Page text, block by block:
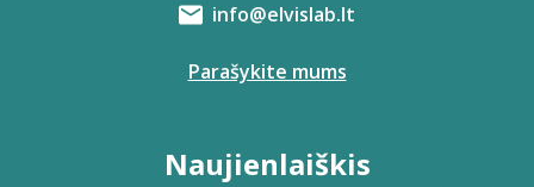
info@elvislab.lt
Parašykite mums
Naujienlaiškis